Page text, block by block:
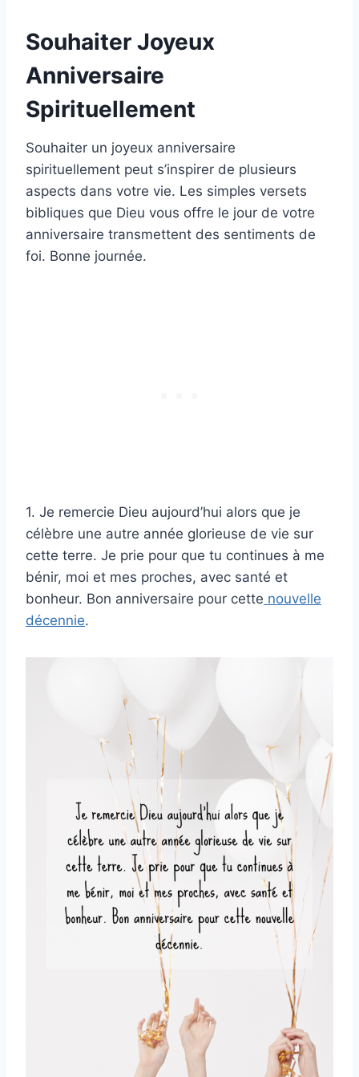
Souhaiter Joyeux
Anniversaire
Spirituellement
Souhaiter un joyeux anniversaire
spirituellement peut s’inspirer de plusieurs
aspects dans votre vie. Les simples versets
bibliques que Dieu vous offre le jour de votre
anniversaire transmettent des sentiments de
foi. Bonne journée.
1. Je remercie Dieu aujourd’hui alors que je
célèbre une autre année glorieuse de vie sur
cette terre. Je prie pour que tu continues à me
bénir, moi et mes proches, avec santé et
bonheur. Bon anniversaire pour cette nouvelle
décennie.